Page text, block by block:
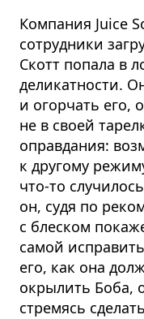
Компания Juice
сотрудники
Скотт попала в
деликатности.
и огорчать его,
не в своей
оправдания:
к другому
что-то
он, судя по
с блеском
самой
его, как она
окрылить Боба,
стремясь